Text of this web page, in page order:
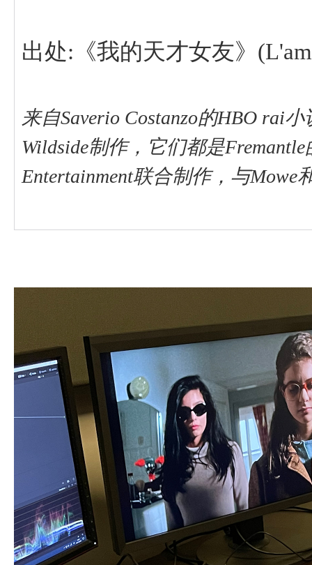
出处:《我的天才女友》
来自Saverio Costanzo的HBO rai
Wildside制作，它们都是
Entertainment联合制作，与Mowe